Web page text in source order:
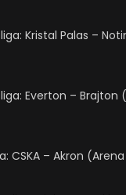
liga: Kristal Palas –
Everton – Brajton
CSKA – Akron